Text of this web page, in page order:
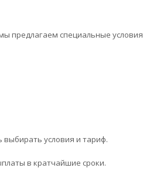
предлагаем специальные условия
условия и тариф.
в кратчайшие сроки.